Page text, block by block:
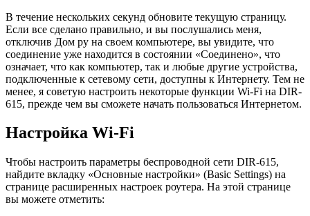
В течение нескольких секунд обновите текущую страницу.
Если все сделано правильно, и вы послушались меня,
отключив Дом ру на своем компьютере, вы увидите, что
соединение уже находится в состоянии «Соединено», что
означает, что как компьютер, так и любые другие устройства,
подключенные к сетевому сети, доступны к Интернету. Тем не
менее, я советую настроить некоторые функции Wi-Fi на DIR-
615, прежде чем вы сможете начать пользоваться Интернетом.
Настройка Wi-Fi
Чтобы настроить параметры беспроводной сети DIR-615,
найдите вкладку «Основные настройки» (Basic Settings) на
странице расширенных настроек роутера. На этой странице
вы можете отметить: